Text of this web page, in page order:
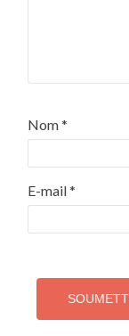
Nom*
E-mail*